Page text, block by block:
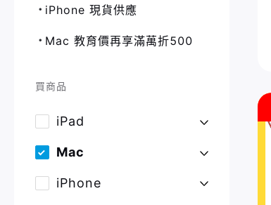
iPhone 現貨供應
Mac 教育價再享滿萬折500
買商品
iPad
Mac
iPhone